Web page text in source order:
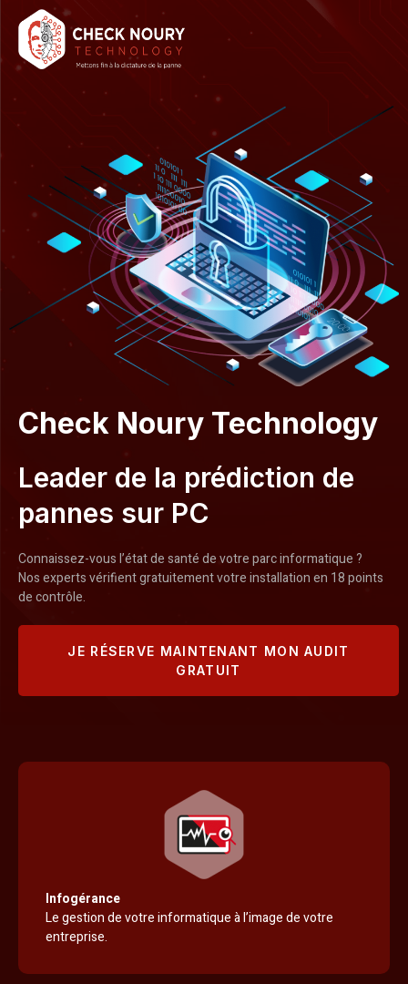
Accueil
Check Noury Technology
Leader de la prédiction de
pannes sur PC
Connaissez-vous l’état de santé de votre parc informatique ?
Nos experts vérifient gratuitement votre installation en 18 points
de contrôle.
JE RÉSERVE MAINTENANT MON AUDIT
GRATUIT
Infogérance
Le gestion de votre informatique à l’image de votre
entreprise.